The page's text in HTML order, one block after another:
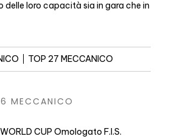
delle loro capacità sia in gara che in
TOP 27 MECCANICO
MECCANICO
CUP Omologato F.I.S.